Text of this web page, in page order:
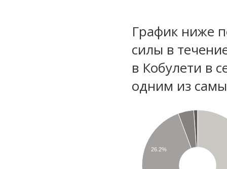
График ниже
силы в
в Кобулети в
одним из
26.2%